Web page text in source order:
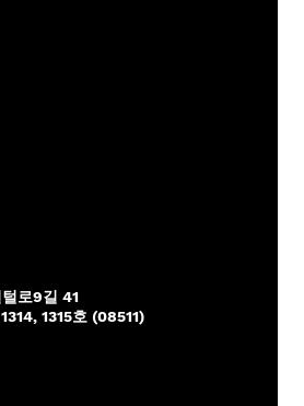
로9길 41
1315호 (08511)